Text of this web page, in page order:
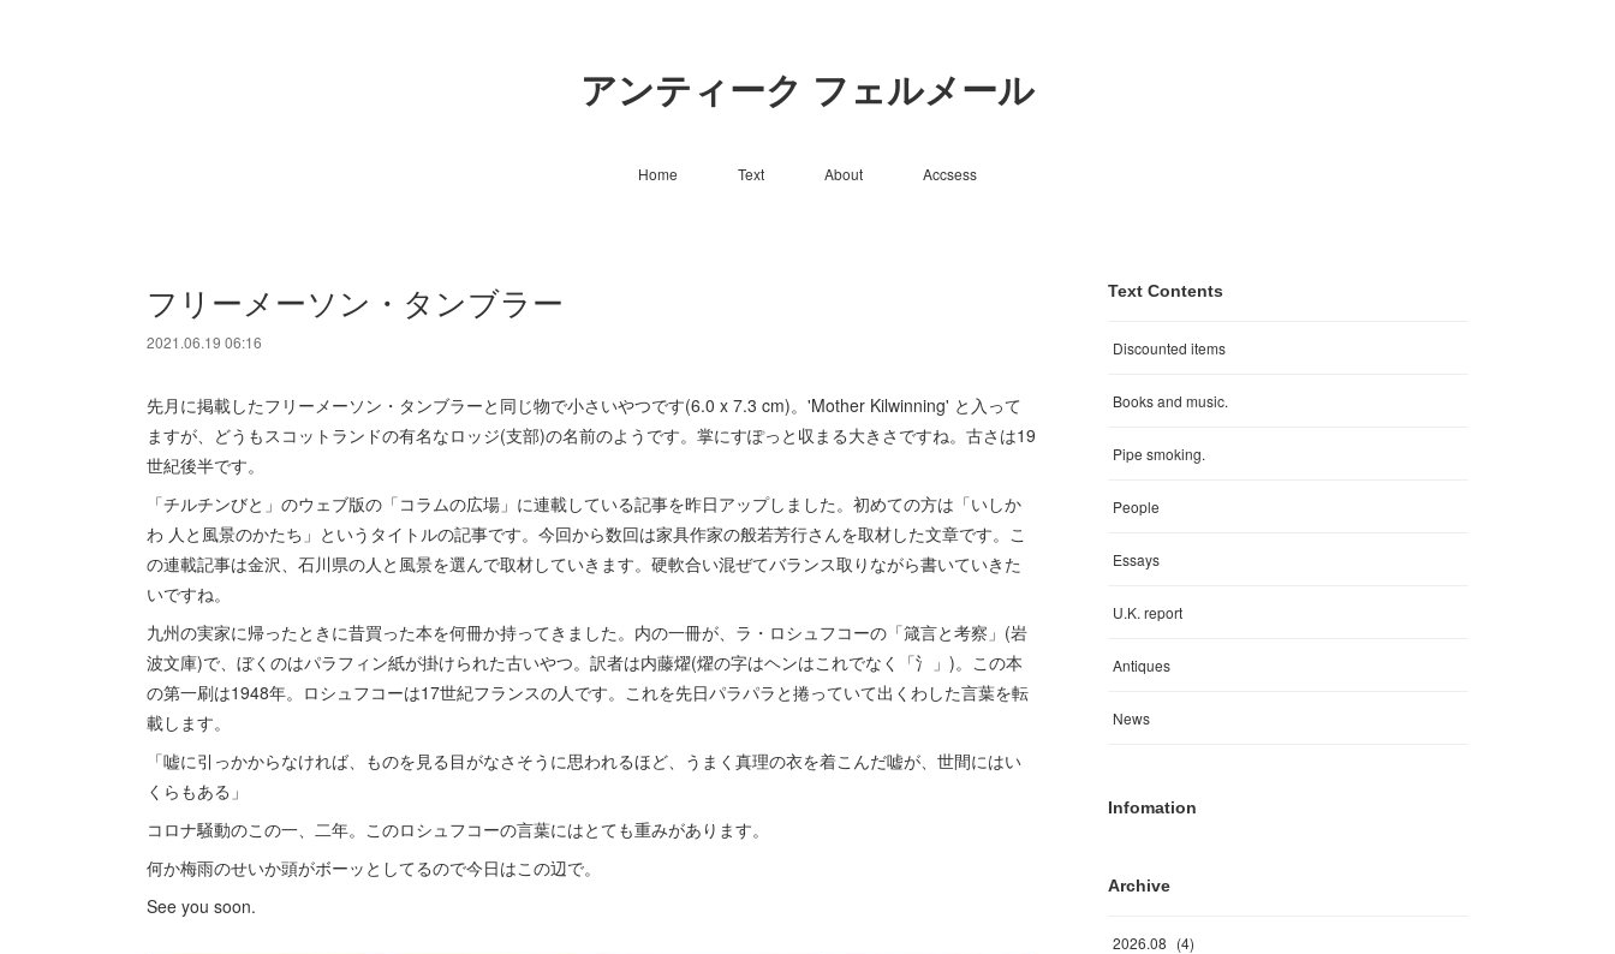
アンティーク フェルメール
Home Text About Accsess
フリーメーソン・タンブラー
2021.06.19 06:16
先月に掲載したフリーメーソン・タンブラーと同じ物で小さいやつです(6.0 x 7.3 cm)。'Mother Kilwinning' と入って
ますが、どうもスコットランドの有名なロッジ(支部)の名前のようです。掌にすぽっと収まる大きさですね。古さは19
世紀後半です。
「チルチンびと」のウェブ版の「コラムの広場」に連載している記事を昨日アップしました。初めての方は「いしか
わ 人と風景のかたち」というタイトルの記事です。今回から数回は家具作家の般若芳行さんを取材した文章です。こ
の連載記事は金沢、石川県の人と風景を選んで取材していきます。硬軟合い混ぜてバランス取りながら書いていきた
いですね。
九州の実家に帰ったときに昔買った本を何冊か持ってきました。内の一冊が、ラ・ロシュフコーの「箴言と考察」(岩
波文庫)で、ぼくのはパラフィン紙が掛けられた古いやつ。訳者は内藤燿(燿の字はヘンはこれでなく「氵」)。この本
の第一刷は1948年。ロシュフコーは17世紀フランスの人です。これを先日パラパラと捲っていて出くわした言葉を転
載します。
「嘘に引っかからなければ、ものを見る目がなさそうに思われるほど、うまく真理の衣を着こんだ嘘が、世間にはい
くらもある」
コロナ騒動のこの一、二年。このロシュフコーの言葉にはとても重みがあります。
何か梅雨のせいか頭がボーッとしてるので今日はこの辺で。
See you soon.
Text Contents
Discounted items
Books and music.
Pipe smoking.
People
Essays
U.K. report
Antiques
News
Infomation
Archive
2026.08 (4)